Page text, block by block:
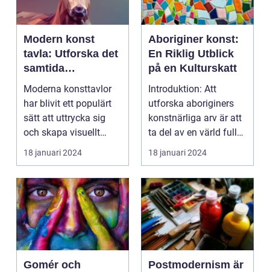
Modern konst
tavla: Utforska det
samtida
konstlandskapet
Moderna konsttavlor
har blivit ett populärt
sätt att uttrycka sig
och skapa visuellt
engagerande kon...
18 januari 2024
Aboriginer konst:
En Riklig Utblick
på en Kulturskatt
Introduktion: Att
utforska aboriginers
konstnärliga arv är att
ta del av en värld full
av rikedom oc...
18 januari 2024
Gomér och
Postmodernism är